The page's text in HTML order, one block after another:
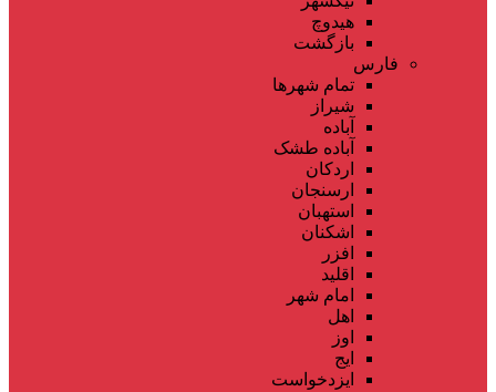
هیدوچ
بازگشت
فارس
تمام شهر‌ها
شیراز
آباده
آباده طشک
اردکان
ارسنجان
استهبان
اشکنان
افزر
اقلید
امام شهر
اهل
اوز
ایج
ایزدخواست